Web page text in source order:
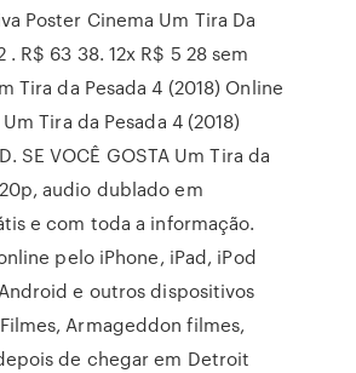
Poster Cinema Um Tira Da
. R$ 63 38. 12x R$ 5 28 sem
Tira da Pesada 4 (2018) Online
Tira da Pesada 4 (2018)
SE VOCÊ GOSTA Um Tira da
audio dublado em
e com toda a informação.
pelo iPhone, iPad, iPod
e outros dispositivos
Armageddon filmes,
de chegar em Detroit